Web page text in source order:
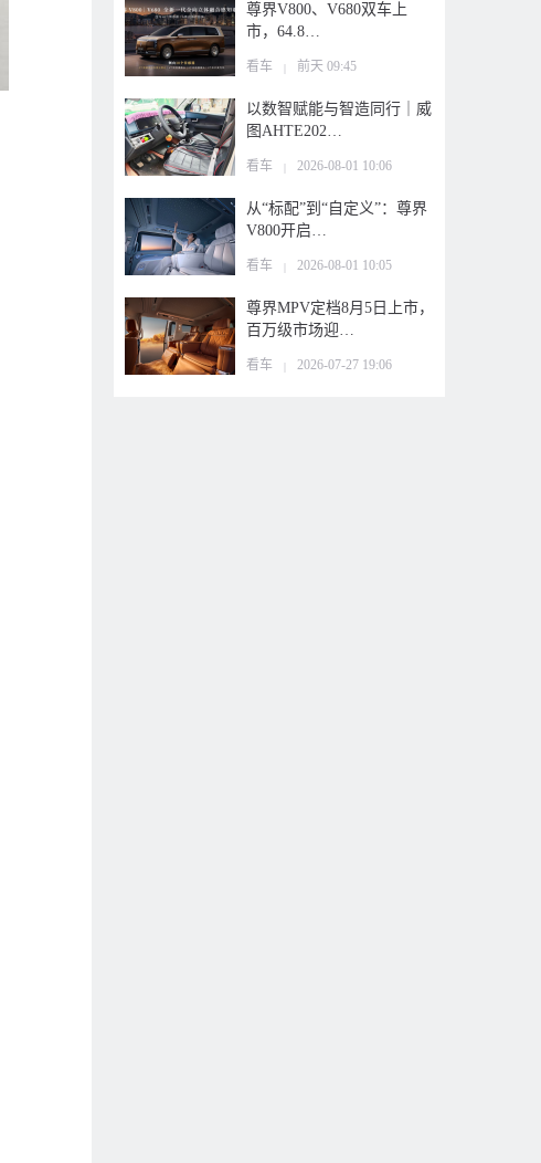
尊界V800、V680双车上
市，64.8…
看车 前天 09:45
以数智赋能与智造同行｜威
图AHTE202…
看车 2026-08-01 10:06
从“标配”到“自定义”：尊界
V800开启…
看车 2026-08-01 10:05
尊界MPV定档8月5日上市，
百万级市场迎…
看车 2026-07-27 19:06